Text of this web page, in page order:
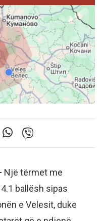
Një tërmet me
ballësh sipas
e Velesit, duke